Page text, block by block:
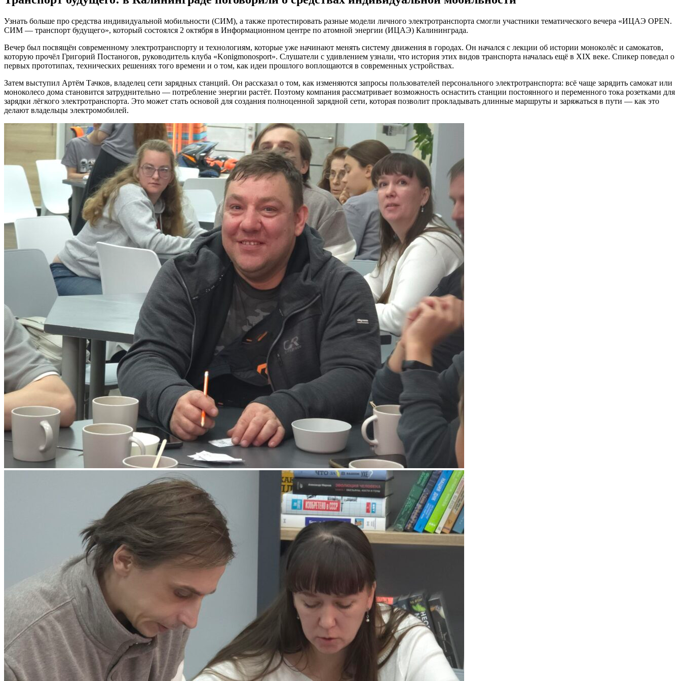
Узнать больше про средства индивидуальной мобильности (СИМ), а также протестировать разные модели личного электротранспорта смогли участники тематического вечера «ИЦАЭ OPEN.
СИМ — транспорт будущего», который состоялся 2 октября в Информационном центре по атомной энергии (ИЦАЭ) Калининграда.
Вечер был посвящён современному электротранспорту и технологиям, которые уже начинают менять систему движения в городах. Он начался с лекции об истории моноколёс и самокатов,
которую прочёл Григорий Постаногов, руководитель клуба «Konigmonosport». Слушатели с удивлением узнали, что история этих видов транспорта началась ещё в XIX веке. Спикер поведал о
первых прототипах, технических решениях того времени и о том, как идеи прошлого воплощаются в современных устройствах.
Затем выступил Артём Тачков, владелец сети зарядных станций. Он рассказал о том, как изменяются запросы пользователей персонального электротранспорта: всё чаще зарядить самокат или
моноколесо дома становится затруднительно — потребление энергии растёт. Поэтому компания рассматривает возможность оснастить станции постоянного и переменного тока розетками для
зарядки лёгкого электротранспорта. Это может стать основой для создания полноценной зарядной сети, которая позволит прокладывать длинные маршруты и заряжаться в пути — как это
делают владельцы электромобилей.